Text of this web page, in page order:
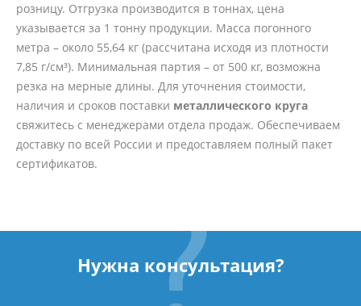
розницу. Отгрузка производится в тоннах, цена
указывается за 1 тонну продукции. Масса погонного
метра – около 55,64 кг (рассчитана исходя из плотности
7,85 г/см³). Минимальная партия – от 500 кг, возможна
резка на мерные длины. Для уточнения стоимости,
наличия и сроков поставки металлического круга
свяжитесь с менеджерами отдела продаж. Обеспечиваем
доставку по всей России и предоставляем полный пакет
сертификатов.
Нужна консультация?